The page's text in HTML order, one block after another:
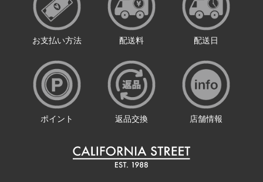
お支払い方法 配送料 配送日
ポイント 返品交換 店舗情報